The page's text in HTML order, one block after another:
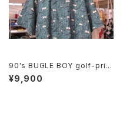
90's BUGLE BOY golf-print
cotton Shirt
¥9,900